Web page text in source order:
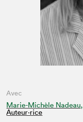
Avec
Marie-Michèle Nadeau,
Auteur·rice